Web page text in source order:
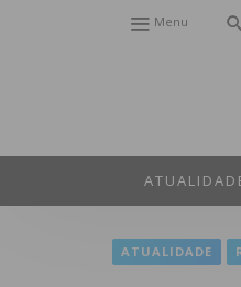
Menu
ATUALIDADE